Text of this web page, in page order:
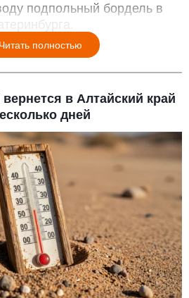
подпольный бордель в
Читать полностью
в Алтайский край
дней